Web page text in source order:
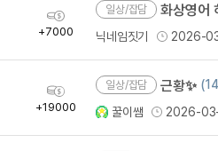
획
득
+7000
일상/잡담 화상영어
닉네임짓기 2026-
획
득
+19000
일상/잡담 근황✨
꿀이쌤
2026-